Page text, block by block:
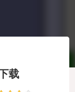
载